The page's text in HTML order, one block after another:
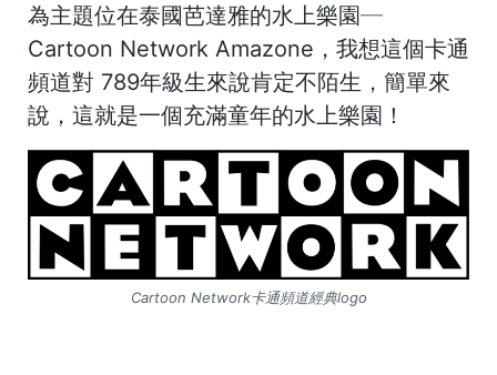
為主題位在泰國芭達雅的水上樂園─
Cartoon Network Amazone，我想這個卡通
頻道對 789年級生來說肯定不陌生，簡單來
說，這就是一個充滿童年的水上樂園！
Cartoon Network卡通頻道經典logo